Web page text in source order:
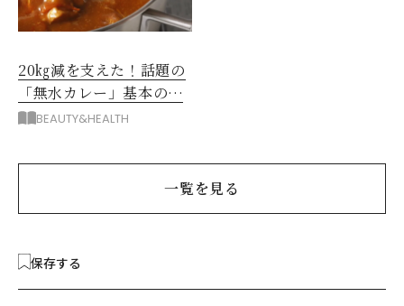
20㎏減を支えた！話題の
「無水カレー」基本の作
り方とおすすめルウ6選
BEAUTY&HEALTH
一覧を見る
保存する